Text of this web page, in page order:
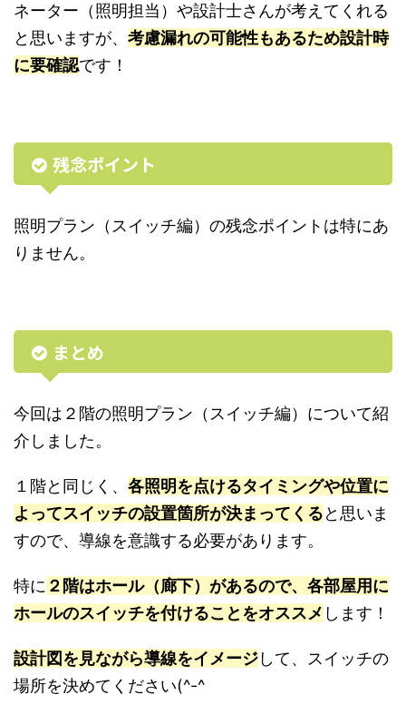
ネーター（照明担当）や設計士さんが考えてくれる
と思いますが、 考慮漏れの可能性もあるため設計時
に要確認です！
残念ポイント
照明プラン（スイッチ編）の残念ポイントは特にあ
りません。
まとめ
今回は２階の照明プラン（スイッチ編）について紹
介しました。
１階と同じく、 各照明を点けるタイミングや位置に
よってスイッチの設置箇所が決まってくると思いま
すので、導線を意識する必要があります。
特に ２階はホール（廊下）があるので、各部屋用に
ホールのスイッチを付けることをオススメ します！
設計図を見ながら導線をイメージして、スイッチの
場所を決めてください(^-^